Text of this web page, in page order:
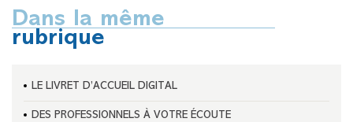
Dans la même
rubrique
LE LIVRET D’ACCUEIL DIGITAL
DES PROFESSIONNELS À VOTRE ÉCOUTE